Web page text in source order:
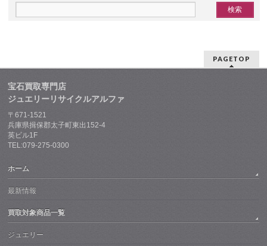
PAGETOP
宝石買取専門店
ジュエリーリサイクルアルファ
〒671-1521
兵庫県揖保郡太子町東出152-4
英ビル1F
TEL:079-275-0300
ホーム
最新情報
買取対象商品一覧
ジュエリー